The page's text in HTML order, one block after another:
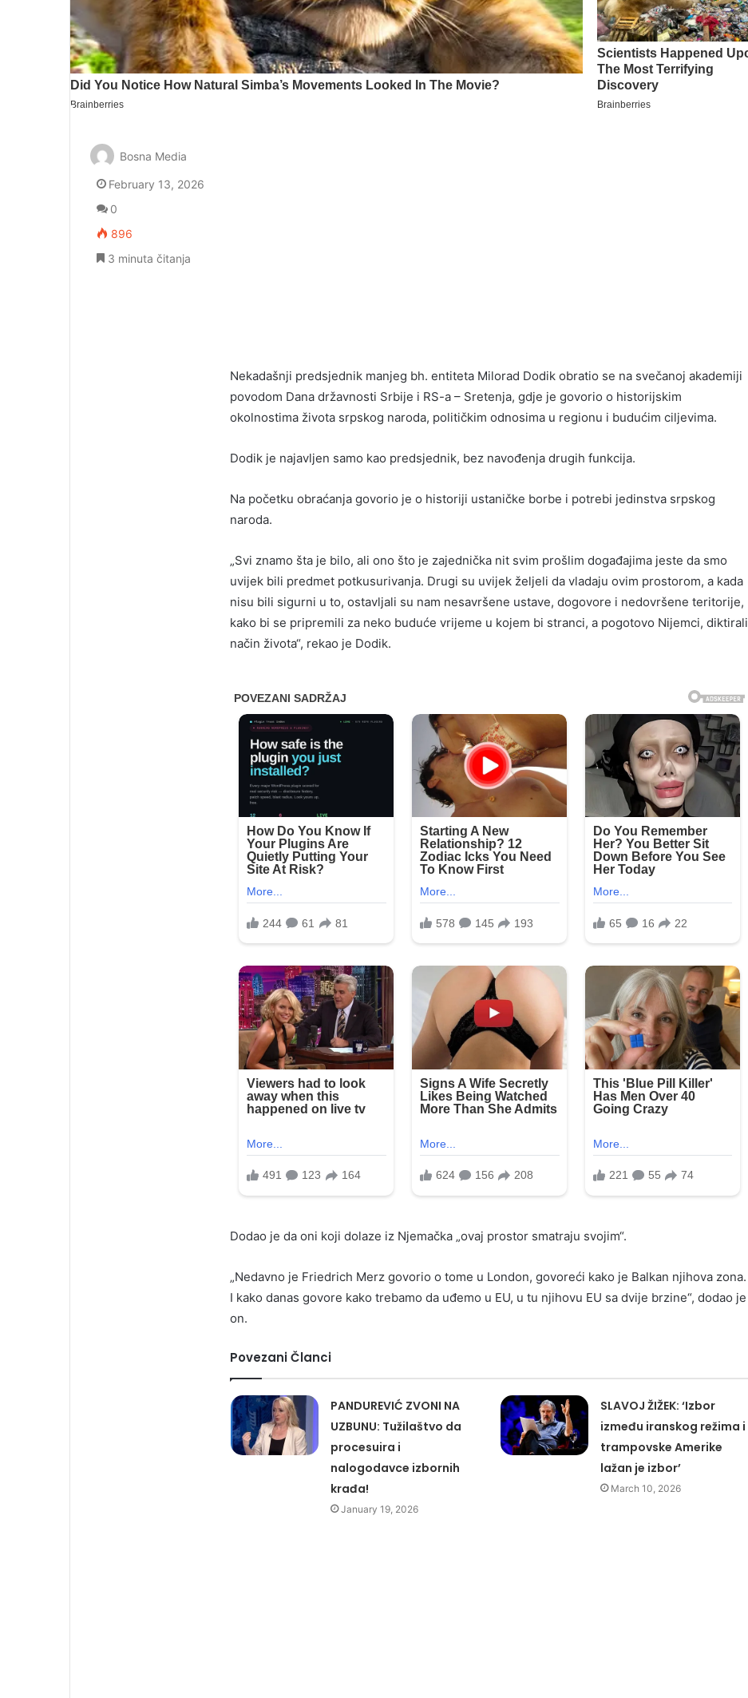
Nekadašnji predsjednik manjeg bh. entiteta Milorad Dodik obratio se na svečanoj akademiji
povodom Dana državnosti Srbije i RS-a – Sretenja, gdje je govorio o historijskim
okolnostima života srpskog naroda, političkim odnosima u regionu i budućim ciljevima.
Dodik je najavljen samo kao predsjednik, bez navođenja drugih funkcija.
Na početku obraćanja govorio je o historiji ustaničke borbe i potrebi jedinstva srpskog
naroda.
„Svi znamo šta je bilo, ali ono što je zajednička nit svim prošlim događajima jeste da smo
uvijek bili predmet potkusurivanja. Drugi su uvijek željeli da vladaju ovim prostorom, a kada
nisu bili sigurni u to, ostavljali su nam nesavršene ustave, dogovore i nedovršene teritorije,
kako bi se pripremili za neko buduće vrijeme u kojem bi stranci, a pogotovo Nijemci, diktirali
način života“, rekao je Dodik.
Dodao je da oni koji dolaze iz Njemačka „ovaj prostor smatraju svojim“.
„Nedavno je Friedrich Merz govorio o tome u London, govoreći kako je Balkan njihova zona.
I kako danas govore kako trebamo da uđemo u EU, u tu njihovu EU sa dvije brzine“, dodao je
on.
Povezani Članci
PANDUREVIĆ ZVONI NA
UZBUNU: Tužilaštvo da
procesuira i
nalogodavce izbornih
krađa!
January 19, 2026
SLAVOJ ŽIŽEK: ‘Izbor
između iranskog režima i
trampovske Amerike
lažan je izbor’
March 10, 2026
Bosna Media
February 13, 2026
0
896
3 minuta čitanja